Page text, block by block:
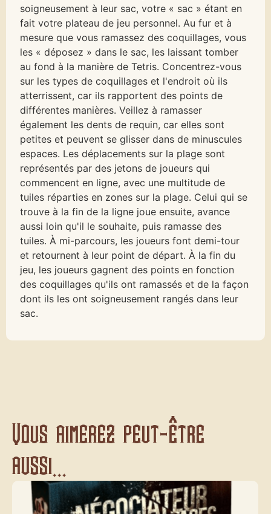
soigneusement à leur sac, votre « sac » étant en
fait votre plateau de jeu personnel. Au fur et à
mesure que vous ramassez des coquillages, vous
les « déposez » dans le sac, les laissant tomber
au fond à la manière de Tetris. Concentrez-vous
sur les types de coquillages et l'endroit où ils
atterrissent, car ils rapportent des points de
différentes manières. Veillez à ramasser
également les dents de requin, car elles sont
petites et peuvent se glisser dans de minuscules
espaces. Les déplacements sur la plage sont
représentés par des jetons de joueurs qui
commencent en ligne, avec une multitude de
tuiles réparties en zones sur la plage. Celui qui se
trouve à la fin de la ligne joue ensuite, avance
aussi loin qu'il le souhaite, puis ramasse des
tuiles. À mi-parcours, les joueurs font demi-tour
et retournent à leur point de départ. À la fin du
jeu, les joueurs gagnent des points en fonction
des coquillages qu'ils ont ramassés et de la façon
dont ils les ont soigneusement rangés dans leur
sac.
Vous aimerez peut-être
aussi...